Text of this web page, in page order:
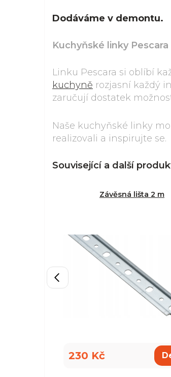
Dodáváme v demontu.
Kuchyňské linky Pescara
Linku Pescara si oblíbí
kuchyně rozjasní každý
zaručují dostatek
Naše kuchyňské linky
realizovali a inspirujte se.
Související a další
Závěsná lišta 2 m
230 Kč